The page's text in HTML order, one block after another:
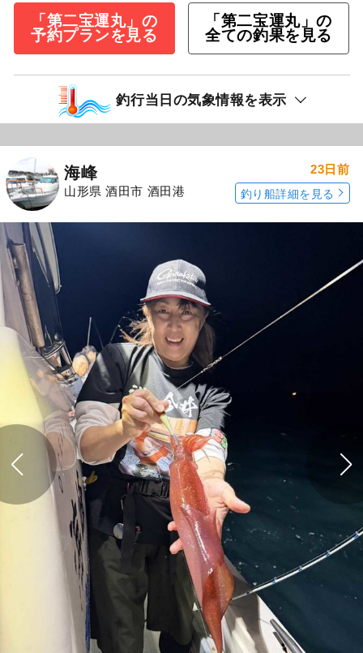
「第二宝運丸」の
予約プランを見る
「第二宝運丸」の
全ての釣果を見る
釣行当日の気象情報を表示
海峰
山形県 酒田市 酒田港
23日前
釣り船詳細を見る